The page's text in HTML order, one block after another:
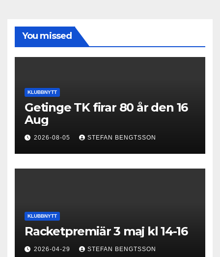
You missed
KLUBBNYTT
Getinge TK firar 80 år den 16
Aug
2026-08-05 STEFAN BENGTSSON
KLUBBNYTT
Racketpremiär 3 maj kl 14-16
2026-04-29 STEFAN BENGTSSON